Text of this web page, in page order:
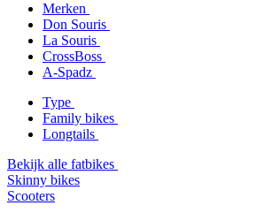
Merken
Don Souris
La Souris
CrossBoss
A-Spadz
Type
Family bikes
Longtails
Bekijk alle fatbikes
Skinny bikes
Scooters